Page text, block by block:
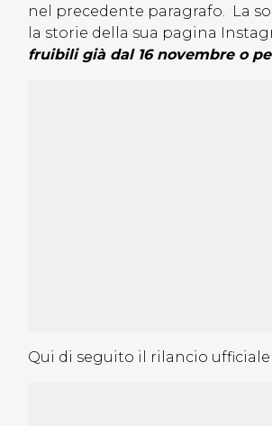
nel precedente paragrafo. La
la storie della sua pagina
fruibili già dal 16 novembre o
Qui di seguito il rilancio